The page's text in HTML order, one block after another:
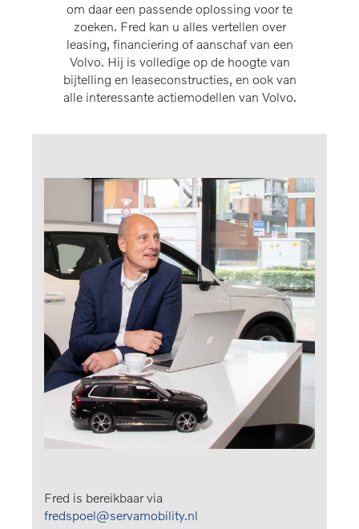
om daar een passende oplossing voor te
zoeken. Fred kan u alles vertellen over
leasing, financiering of aanschaf van een
Volvo. Hij is volledige op de hoogte van
bijtelling en leaseconstructies, en ook van
alle interessante actiemodellen van Volvo.
Fred is bereikbaar via
fredspoel@servamobility.nl